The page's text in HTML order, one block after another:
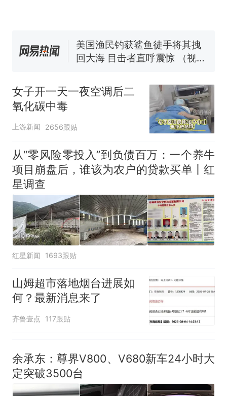
140多朵
美国渔民钓获鲨鱼徒手将其拽
回大海 目击者直呼震惊 （视频
官方通报
热
那个在床头放菜刀的女孩，
因老师一句“跟我回家”改写了
人生
女子开一天一夜空调后二
氧化碳中毒
上游新闻 2656跟贴
从“零风险零投入”到负债百万：一个养牛
项目崩盘后，谁该为农户的贷款买单丨红
星调查
红星新闻 1693跟贴
山姆超市落地烟台进展如
何？最新消息来了
齐鲁壹点 117跟贴
余承东：尊界V800、V680新车24小时大
定突破3500台